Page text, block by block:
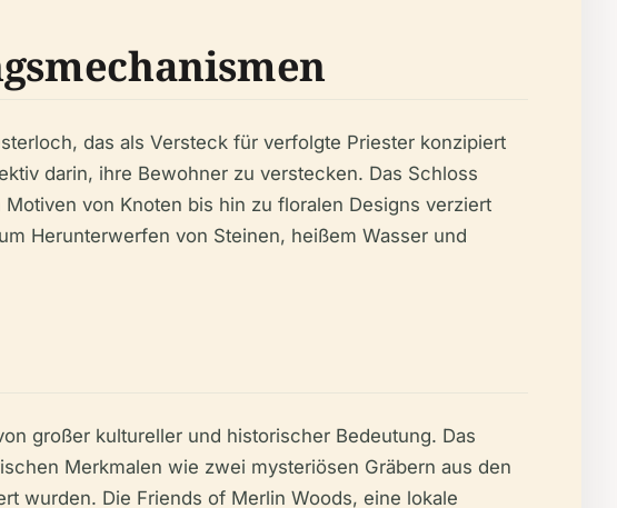
das als Versteck für verfolgte Priester konzipiert
darin, ihre Bewohner zu verstecken. Das Schloss
von Knoten bis hin zu floralen Designs verziert
Herunterwerfen von Steinen, heißem Wasser und
großer kultureller und historischer Bedeutung. Das
Merkmalen wie zwei mysteriösen Gräbern aus den
wurden. Die Friends of Merlin Woods, eine lokale